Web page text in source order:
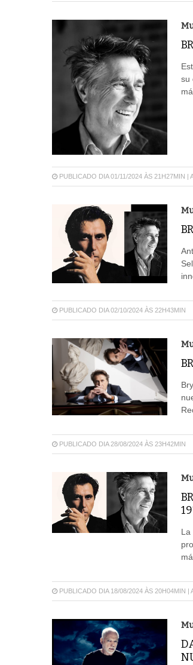
su
PUBLICADO DIA 01/11/2024 ÀS 21H27MIN |
PUBLICADO DIA 02/10/2024 ÀS 22H43MIN
PUBLICADO DIA 28/08/2024 ÀS 23H42MIN
La
PUBLICADO DIA 18/08/2024 ÀS 20H04MIN |